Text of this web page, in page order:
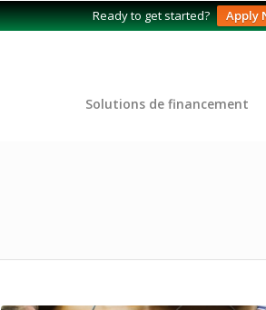
Ready to get started? Apply
Solutions de financement